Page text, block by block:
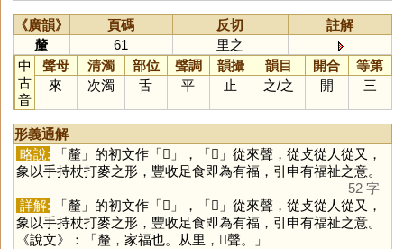
《廣韻》 頁碼 反切
註解
釐
61
里之
中
古
音
聲母 清濁 部位 聲調 韻攝 韻目 開合
等第
來
次濁 舌 平 止 之/之 開 三
形義通解
略說: 「釐」的初文作「𠩺 」，「𠩺 」從來聲，從攴從人從又，
象以手持杖打麥之形，豐收足食即為有福，引申有福祉之意。
52 字
詳解: 「釐」的初文作「𠩺 」，「𠩺 」從來聲，從攴從人從又，
象以手持杖打麥之形，豐收足食即為有福，引申有福祉之意。
《說文》：「釐，家福也。从里，𠩺聲。」